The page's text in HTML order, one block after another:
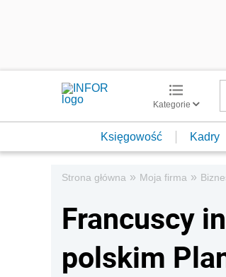
Kategorie
Księgowość Kadry
Strona główna » Moja firma »
Francuscy
polskim